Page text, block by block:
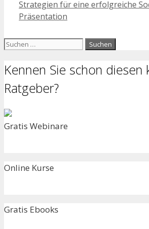
Strategien für eine erfolgreiche
Präsentation
Suchen
Kennen Sie schon diesen
Ratgeber?
Gratis Webinare
Online Kurse
Gratis Ebooks